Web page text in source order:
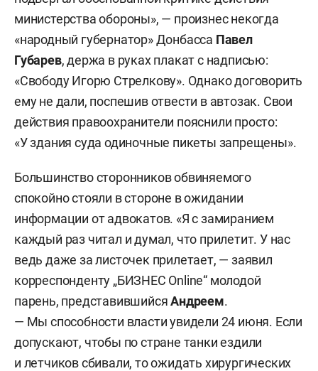
министерства обороны», — произнес некогда
«народный губернатор» Донбасса Павел
Губарев, держа в руках плакат с надписью:
«Свободу Игорю Стрелкову». Однако договорить
ему не дали, поспешив отвести в автозак. Свои
действия правоохранители пояснили просто:
«У здания суда одиночные пикеты запрещены».
Большинство сторонников обвиняемого
спокойно стояли в стороне в ожидании
информации от адвокатов. «Я с замиранием
каждый раз читал и думал, что прилетит. У нас
ведь даже за листочек прилетает, — заявил
корреспонденту „БИЗНЕС Online“ молодой
парень, представившийсяАндреем.
— Мы способности власти увидели 24 июня. Если
допускают, чтобы по стране танки ездили
и летчиков сбивали, то ожидать хирургических